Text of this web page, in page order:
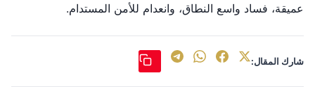
عميقة، فساد واسع النطاق، وانعدام للأمن المستدام.
شارك المقال: